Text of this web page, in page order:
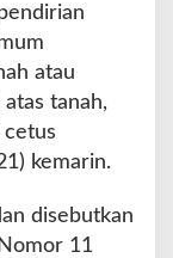
atau
atas tanah,
cetus
kemarin.
disebutkan
11